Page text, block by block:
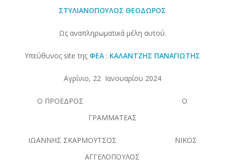
ΣΤΥΛΙΑΝΟΠΟΥΛΟΣ ΘΕΟΔΩΡΟΣ
Ως αναπληρωματικά μέλη αυτού.
Υπεύθυνος site της ΦΕΑ : ΚΑΛΑΝΤΖΗΣ ΠΑΝΑΓΙΩΤΗΣ
Αγρίνιο, 22 Ιανουαρίου 2024
Ο ΠΡΟΕΔΡΟΣ Ο
ΓΡΑΜΜΑΤΕΑΣ
ΙΩΑΝΝΗΣ ΣΚΑΡΜΟΥΤΣΟΣ ΝΙΚΟΣ
ΑΓΓΕΛΟΠΟΥΛΟΣ